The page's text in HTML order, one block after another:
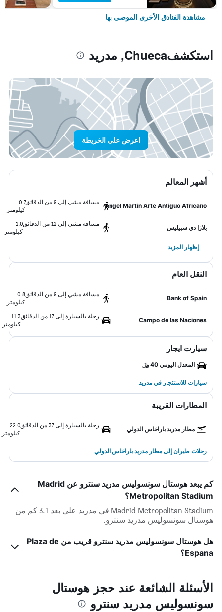
مشاهدة الفنادق الأخرى الموصى بها
استكشفChueca, مدريد
اعرض على الخريطة
أشهر المعالم
Ángel Martin Arte Antiguo Africano
مسافة مشي إلى 9 من الدقائق
0.7
كيلومتر
بلازا دي سبيليس
مسافة مشي إلى 12 من الدقائق
1.0
كيلومتر
إظهار المزيد
النقل العام
Bank of Spain
مسافة مشي إلى 9 من الدقائق
0.8
كيلومتر
Campo de las Naciones
رحلة بالسيارة إلى 17 من الدقائق
11.3
كيلومتر
سيارت ايجار
المعدل اليومي 40 ﷼
سيارات للاستئجار في مدريد
المطارات القريبة
مطار مدريد باراخاس الدولي
رحلة بالسيارة إلى 37 من الدقائق
22.0
كيلومتر
رحلات طيران إلى مطار مدريد باراخاس الدولي
كم يبعد هوستال سونسوليس مدريد سنترو عن Madrid
Metropolitan Stadium؟
Madrid Metropolitan Stadium في مدريد على بعد 3.1 كم من
هوستال سونسوليس مدريد سنترو.
هل هوستال سونسوليس مدريد سنترو قريب من Plaza de
Espana؟
الأسئلة الشائعة عند حجز هوستال
سونسوليس مدريد سنترو